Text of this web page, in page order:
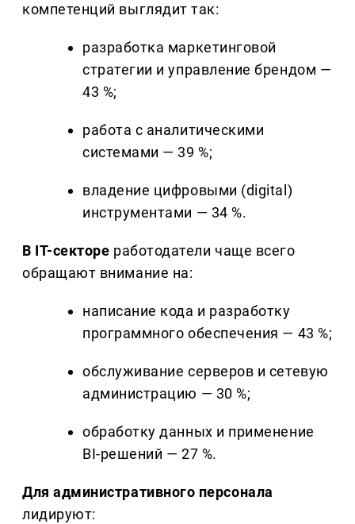
компетенций выглядит так:
разработка маркетинговой
стратегии и управление брендом —
43 %;
работа с аналитическими
системами — 39 %;
владение цифровыми (digital)
инструментами — 34 %.
В IT-секторе работодатели чаще всего
обращают внимание на:
написание кода и разработку
программного обеспечения — 43 %;
обслуживание серверов и сетевую
администрацию — 30 %;
обработку данных и применение
BI-решений — 27 %.
Для административного персонала
лидируют: